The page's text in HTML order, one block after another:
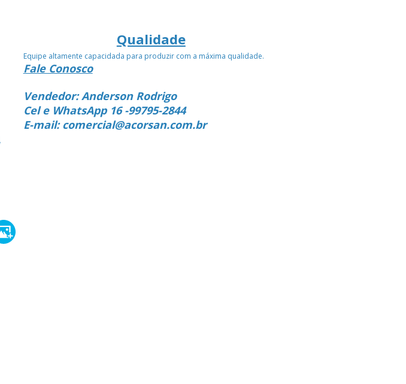
Qualidade
Equipe altamente capacidada para produzir com a máxima qualidade.
Fale Conosco
Vendedor: Anderson Rodrigo
Cel e WhatsApp 16 -99795-2844
E-mail: comercial@acorsan.com.br